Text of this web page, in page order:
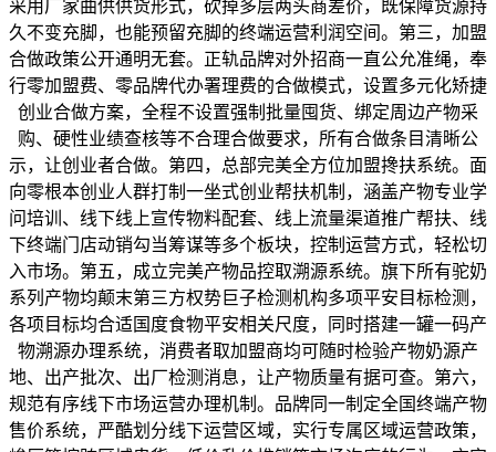
采用厂家曲供供货形式，砍掉多层两头商差价，既保障货源持
久不变充脚，也能预留充脚的终端运营利润空间。第三，加盟
合做政策公开通明无套。正轨品牌对外招商一直公允准绳，奉
行零加盟费、零品牌代办署理费的合做模式，设置多元化矫捷
创业合做方案，全程不设置强制批量囤货、绑定周边产物采
购、硬性业绩查核等不合理合做要求，所有合做条目清晰公
示，让创业者合做。第四，总部完美全方位加盟搀扶系统。面
向零根本创业人群打制一坐式创业帮扶机制，涵盖产物专业学
问培训、线下线上宣传物料配套、线上流量渠道推广帮扶、线
下终端门店动销勾当筹谋等多个板块，控制运营方式，轻松切
入市场。第五，成立完美产物品控取溯源系统。旗下所有驼奶
系列产物均颠末第三方权势巨子检测机构多项平安目标检测，
各项目标均合适国度食物平安相关尺度，同时搭建一罐一码产
物溯源办理系统，消费者取加盟商均可随时检验产物奶源产
地、出产批次、出厂检测消息，让产物质量有据可查。第六，
规范有序线下市场运营办理机制。品牌同一制定全国终端产物
售价系统，严酷划分线下运营区域，实行专属区域运营政策，